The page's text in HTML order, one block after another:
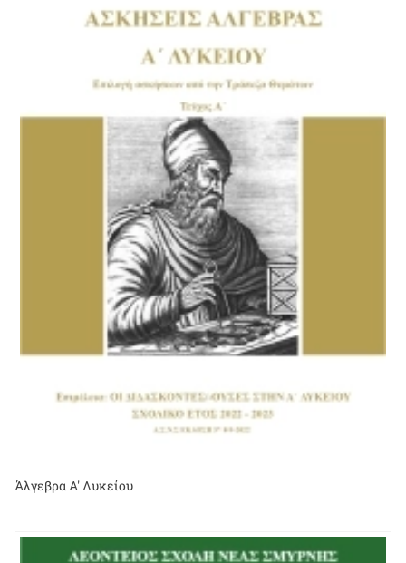
Άλγεβρα Α' Λυκείου